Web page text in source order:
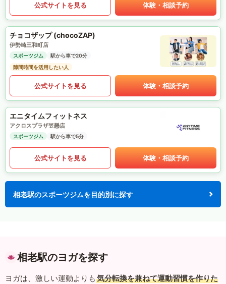
公式サイトを見る 体験・相談予約
チョコザップ (chocoZAP)
伊勢崎三和町店
スポーツジム
駅から車で20分
隙間時間を活用したい人
公式サイトを見る 体験・相談予約
エニタイムフィットネス
アクロスプラザ笠懸店
スポーツジム 駅から車で5分
公式サイトを見る 体験・相談予約
相老駅のスポーツジムを目的別に探す
相老駅のヨガを探す
ヨガは、激しい運動よりも 気分転換を兼ねて運動習慣を作りた